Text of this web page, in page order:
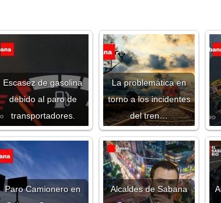
Escasez de gasolina
debido al paro de
transportadores.
La problemática en
torno a los incidentes
del tren…
Paro Camionero en
Alcaldes de Sabana